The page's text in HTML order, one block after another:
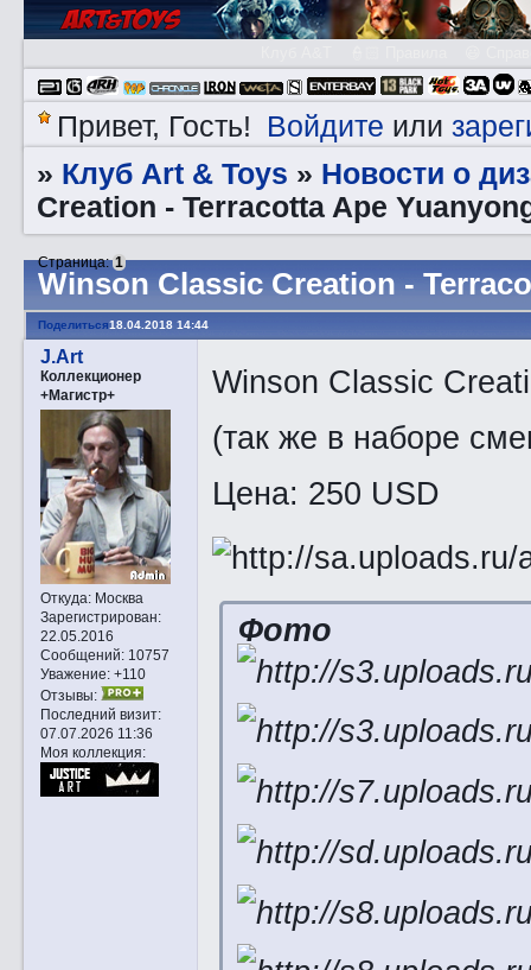
Привет, Гость! Войдите или
» Клуб Art & Toys » Новости о
Creation - Terracotta Ape
Winson Classic Creation -
Страница:1
Поделиться18.04.2018 14:44
J.Art
Коллекционер
+Магистр+
Откуда:Москва
Зарегистрирован:
22.05.2016
Сообщений:10757
Уважение: +110
Отзывы:
Последний визит:
07.07.2026 11:36
Моя коллекция:
Winson Classic
(так же в наборе
Цена: 250 USD
Фото